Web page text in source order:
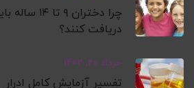
دریافت کنند؟
خرداد 20, 1402
تفسیر آزمایش کامل ادرار